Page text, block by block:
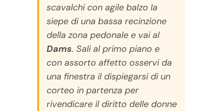
scavalchi con agile balzo la
siepe di una bassa recinzione
della zona pedonale e vai al
Dams. Sali al primo piano e
con assorto affetto osservi da
una finestra il dispiegarsi di un
corteo in partenza per
rivendicare il diritto delle donne